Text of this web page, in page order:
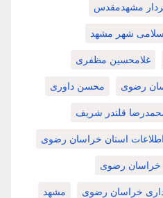
مشهدمقدس
شهر مشهد
غلامحسین مظفری
رضوی محسن داوری
قلندر شریف
استان خراسان رضوی
خراسان رضوی
خراسان رضوی مشهد